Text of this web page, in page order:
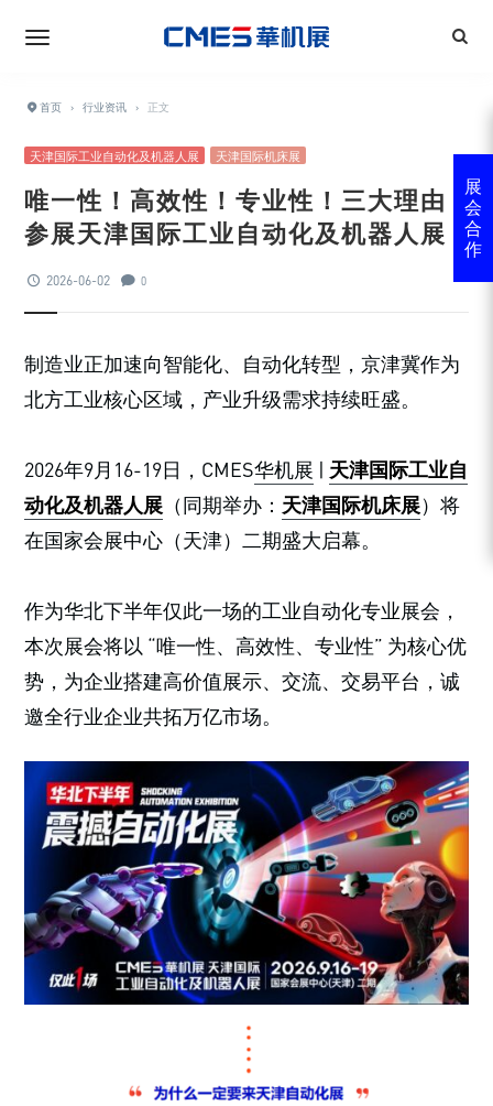
首页 › 行业资讯 › 正文
天津国际工业自动化及机器人展 天津国际机床展
唯一性！高效性！专业性！三大理由
参展天津国际工业自动化及机器人展
2026-06-02 0
制造业正加速向智能化、自动化转型，京津冀作为
北方工业核心区域，产业升级需求持续旺盛。
2026年9月16-19日，CMES华机展 | 天津国际工业自
动化及机器人展 （同期举办： 天津国际机床展）将
在国家会展中心（天津）二期盛大启幕。
作为华北下半年仅此一场的工业自动化专业展会，
本次展会将以 “唯一性、高效性、专业性” 为核心优
势，为企业搭建高价值展示、交流、交易平台，诚
邀全行业企业共拓万亿市场。
展
会
合
作